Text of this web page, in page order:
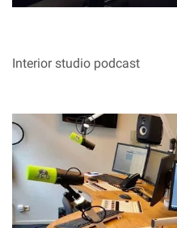
Interior studio podcast